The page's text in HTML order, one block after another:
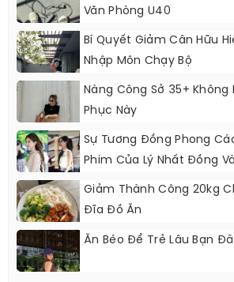
Văn Phòng U40
Bí Quyết Giảm Cân Hữu
Nhập Môn Chạy Bộ
Nàng Công Sở 35+ Không
Phục Này
Sự Tương Đồng Phong
Phim Của Lý Nhất Đồng
Giảm Thành Công 20kg
Đĩa Đồ Ăn
Ăn Béo Để Trẻ Lâu Bạn